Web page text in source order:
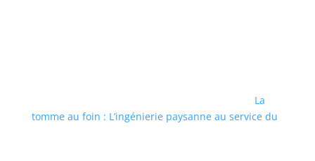
La
tomme au foin : L’ingénierie paysanne au service du